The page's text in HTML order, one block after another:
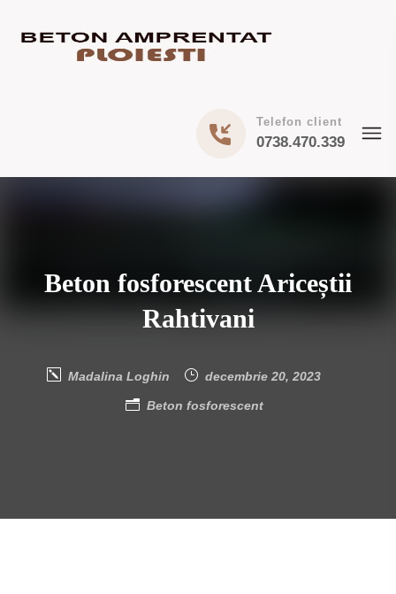
Telefon client
0738.470.339
Beton fosforescent Ariceștii
Rahtivani
Madalina Loghin decembrie 20, 2023
Beton fosforescent